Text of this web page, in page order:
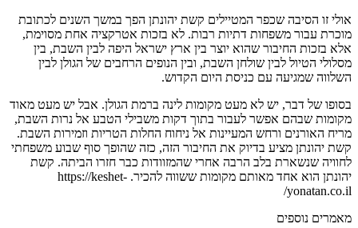
אולי זו הסיבה שכפר המטיילים קשת יהונתן הפך במשך השנים לכתובת
מוכרת עבור משפחות דתיות רבות. לא בזכות אטרקציה אחת מסוימת,
אלא בזכות החיבור שהוא יוצר בין ארץ ישראל היפה לבין השבת, בין
מסלולי הטיול לבין שולחן השבת, ובין הנופים הרחבים של הגולן לבין
השלווה שמגיעה עם כניסת היום הקדוש.
בסופו של דבר, יש לא מעט מקומות לינה ברמת הגולן. אבל יש מעט מאוד
מקומות שבהם אפשר לעבור בתוך דקות משבילי הטבע אל נרות השבת,
מריח האורנים ורחש המעיינות אל ניחוח החלות הטריות וזמירות השבת.
קשת יהונתן מציע בדיוק את החיבור הזה, כזה שהופך סוף שבוע משפחתי
לחוויה שנשארת בלב הרבה אחרי שהמזוודות כבר חזרו הביתה. קשת
יהונתן הוא אחד מאותם מקומות ששווה להכיר. https://keshet-
yonatan.co.il/
מאמרים נוספים